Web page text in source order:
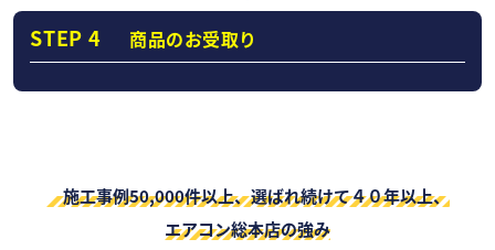
STEP 4 商品のお受取り
施工事例50,000件以上、選ばれ続けて４０年以上、
エアコン総本店の強み